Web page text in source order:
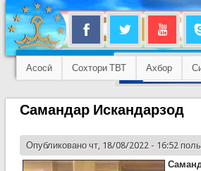
Асосӣ Сохтори ТВТ Ахбор
Самандар Искандарзод
Опубликовано чт, 18/08/2022 - 16:52